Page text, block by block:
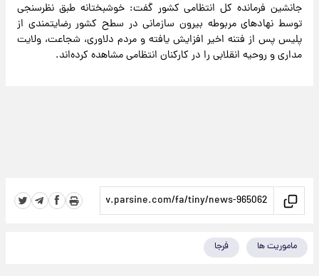
جانشین فرمانده کل انتظامی کشور گفت: خوشبختانه طبق نظرسنجی
توسط نهاد‌های مربوطه بیرون سازمانی در سطح کشور رضایتمندی از
پلیس پس از فتنه اخیر افزایش یافته و مردم دلاوری، شجاعت، ولایت
مداری و روحیه انقلابی را در کارکنان انتظامی مشاهده کرده‌اند.
ماموریت‌ ها فرجا